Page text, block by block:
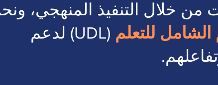
خلال التنفيذ المنهجي،
الشامل للتعلم (UDL)
لدعم